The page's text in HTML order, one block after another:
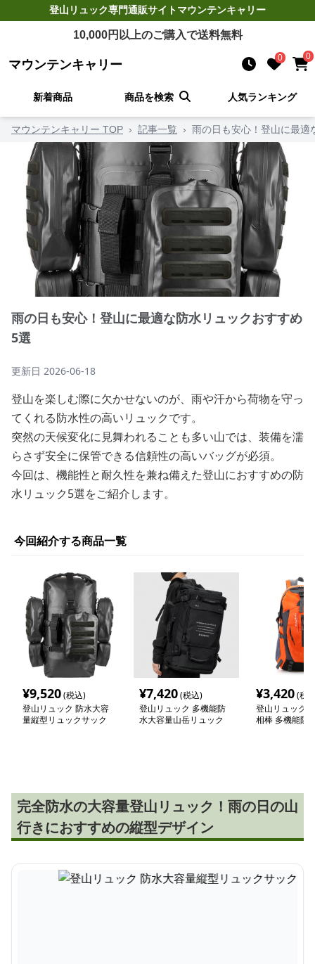
登山リュック専門通販サイトマウンテンキャリー
10,000円以上のご購入で送料無料
マウンテンキャリー 0 0
新着商品 商品を検索 人気ランキング
マウンテンキャリー TOP › 記事一覧 › 雨の日も安心！登山に最適
雨の日も安心！登山に最適な防水リュックおすすめ
5選
更新日 2026-06-18
登山を楽しむ際に欠かせないのが、雨や汗から荷物を守っ
てくれる防水性の高いリュックです。
突然の天候変化に見舞われることも多い山では、装備を濡
らさず安全に保管できる信頼性の高いバッグが必須。
今回は、機能性と耐久性を兼ね備えた登山におすすめの防
水リュック5選をご紹介します。
今回紹介する商品一覧
¥9,520(税込)
登山リュック 防水大容
量縦型リュックサック
¥7,420(税込)
登山リュック 多機能防
水大容量山岳リュック
¥3,420(税
登山リュック
相棒 多機能防
完全防水の大容量登山リュック！雨の日の山
行きにおすすめの縦型デザイン